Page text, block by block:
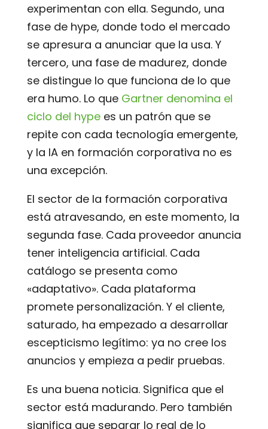
experimentan con ella. Segundo, una
fase de hype, donde todo el mercado
se apresura a anunciar que la usa. Y
tercero, una fase de madurez, donde
se distingue lo que funciona de lo que
era humo. Lo que Gartner denomina el
ciclo del hypees un patrón que se
repite con cada tecnología emergente,
y la IA en formación corporativa no es
una excepción.
El sector de la formación corporativa
está atravesando, en este momento, la
segunda fase. Cada proveedor anuncia
tener inteligencia artificial. Cada
catálogo se presenta como
«adaptativo». Cada plataforma
promete personalización. Y el cliente,
saturado, ha empezado a desarrollar
escepticismo legítimo: ya no cree los
anuncios y empieza a pedir pruebas.
Es una buena noticia. Significa que el
sector está madurando. Pero también
significa que separar lo real de lo